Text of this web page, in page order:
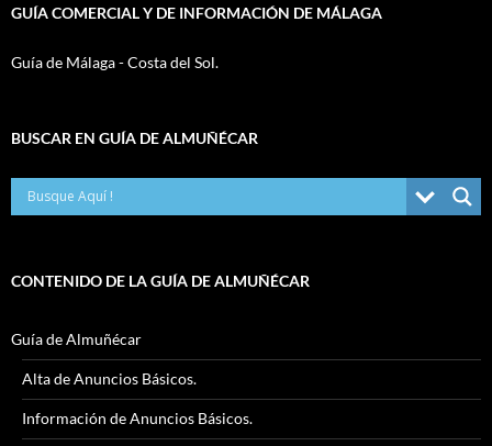
GUÍA COMERCIAL Y DE INFORMACIÓN DE MÁLAGA
Guía de Málaga - Costa del Sol.
BUSCAR EN GUÍA DE ALMUÑÉCAR
CONTENIDO DE LA GUÍA DE ALMUÑÉCAR
Guía de Almuñécar
Alta de Anuncios Básicos.
Información de Anuncios Básicos.